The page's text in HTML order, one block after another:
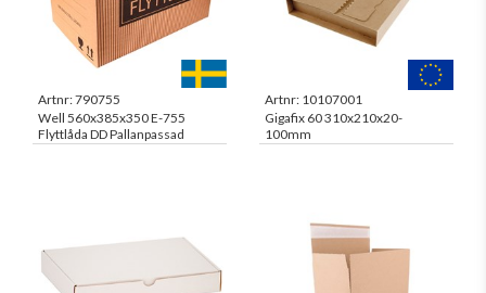
Artnr:790755
Well 560x385x350 E-755
Flyttlåda DD Pallanpassad
Artnr: 10107001
Gigafix 60 310x210x20-
100mm